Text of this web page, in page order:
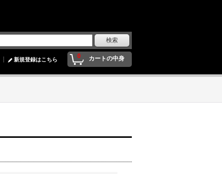
0 カートの中身
新規登録はこちら